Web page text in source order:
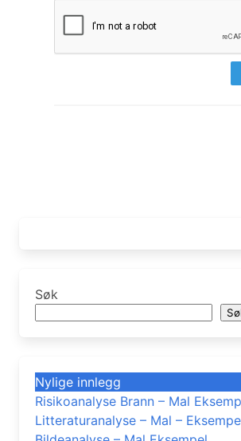
Søk
Nylige innlegg
Risikoanalyse Brann – Mal
Litteraturanalyse – Mal –